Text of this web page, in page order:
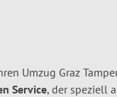
Umzug Graz
Service, der speziell